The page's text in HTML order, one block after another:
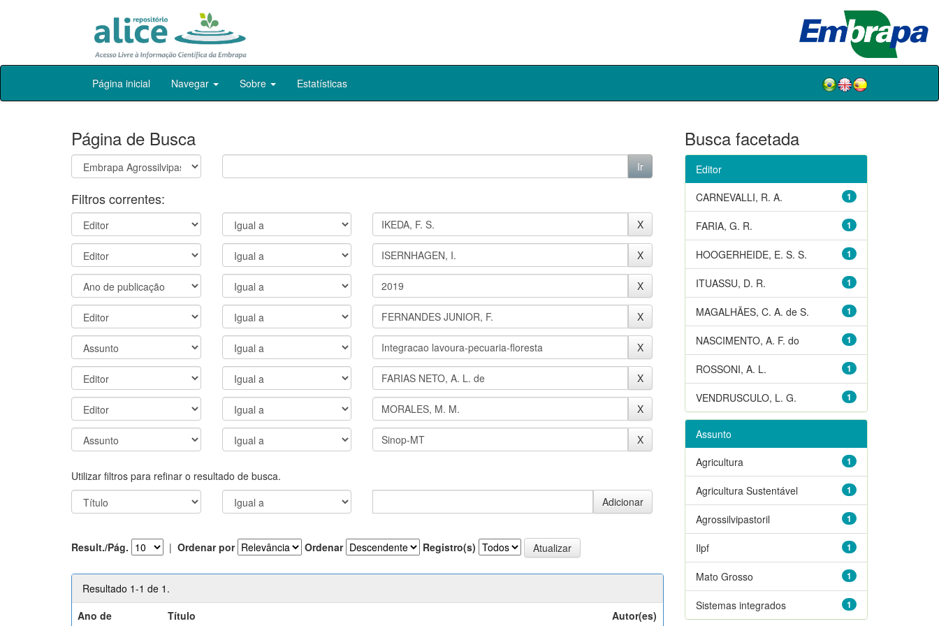
Skip
Página inicial Navegar Sobre Estatísticas
Página de Busca
Filtros correntes:
Utilizar filtros para refinar o resultado de busca.
Result./Pág. | Ordenar por Ordenar Registro(s)
Resultado 1-1 de 1.
Ano de
Título Autor(es)
Busca facetada
Editor
1
CARNEVALLI, R. A.
1
FARIA, G. R.
1
HOOGERHEIDE, E. S. S.
1
ITUASSU, D. R.
1
MAGALHÃES, C. A. de S.
1
NASCIMENTO, A. F. do
1
ROSSONI, A. L.
1
VENDRUSCULO, L. G.
Assunto
1
Agricultura
1
Agricultura Sustentável
1
Agrossilvipastoril
1
Ilpf
1
Mato Grosso
1
Sistemas integrados